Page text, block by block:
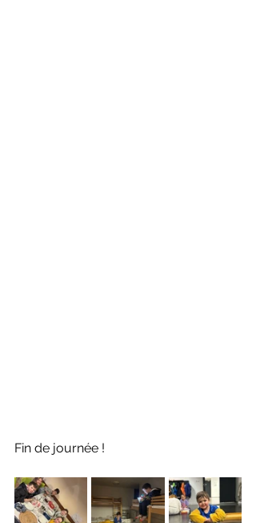
Fin de journée !